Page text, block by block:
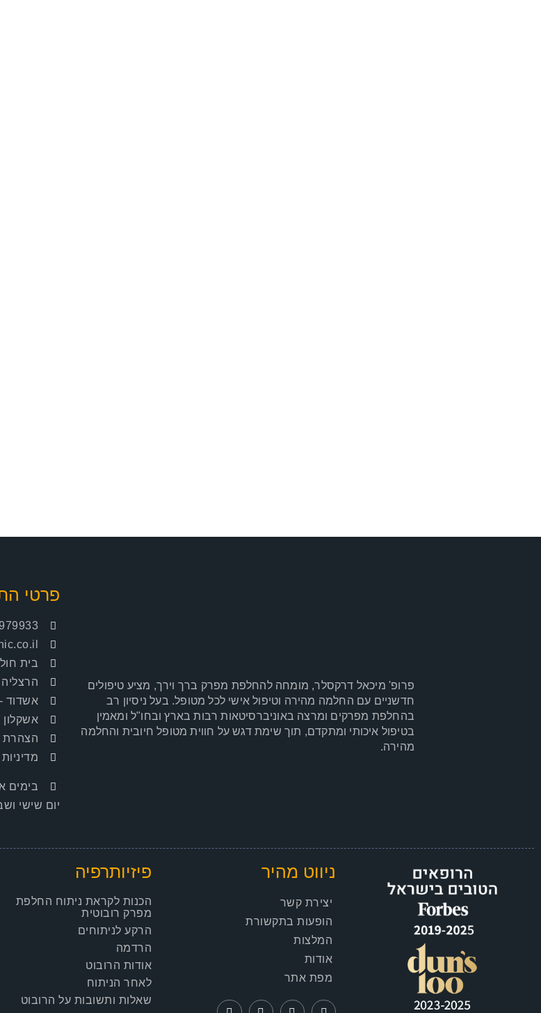
פרופ' מיכאל דרקסלר, מומחה להחלפת מפרק ברך וירך, מציע טיפולים
חדשניים עם החלמה מהירה וטיפול אישי לכל מטופל. בעל ניסיון רב
בהחלפת מפרקים ומרצה באוניברסיטאות רבות בארץ ובחו"ל ומאמין
בטיפול איכותי ומתקדם, תוך שימת דגש על חווית מטופל חיובית והחלמה
מהירה.
פרטי
בית
אשדוד
אשקלון
הצהרת
בימים א'-ה'
יום שישי
ניווט מהיר
יצירת קשר
הופעות בתקשורת
המלצות
אודות
מפת אתר
פיזיותרפיה
הכנות לקראת ניתוח החלפת
מפרק רובוטית
הרקע לניתוחים
הרדמה
אודות הרובוט
לאחר הניתוח
שאלות ותשובות על הרובוט